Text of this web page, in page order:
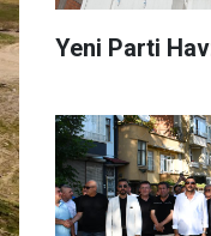
Yeni Parti